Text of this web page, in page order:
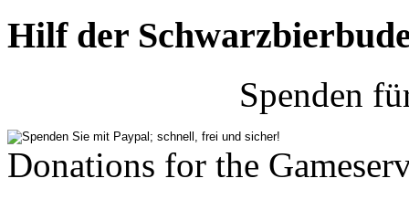
Hilf der
Spenden
Donations for the